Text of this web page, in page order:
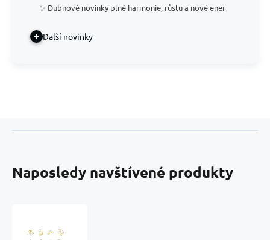
✨ Dubnové novinky plné harmonie, růstu a nové ener
Další novinky
Naposledy navštívené produkty